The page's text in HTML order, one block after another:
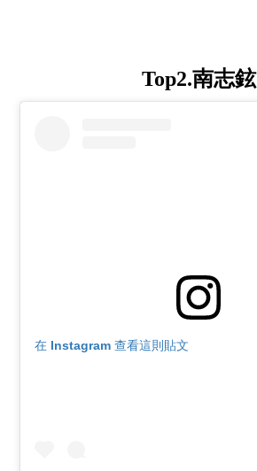
Top2.南志鉉
在 Instagram 查看這則貼文